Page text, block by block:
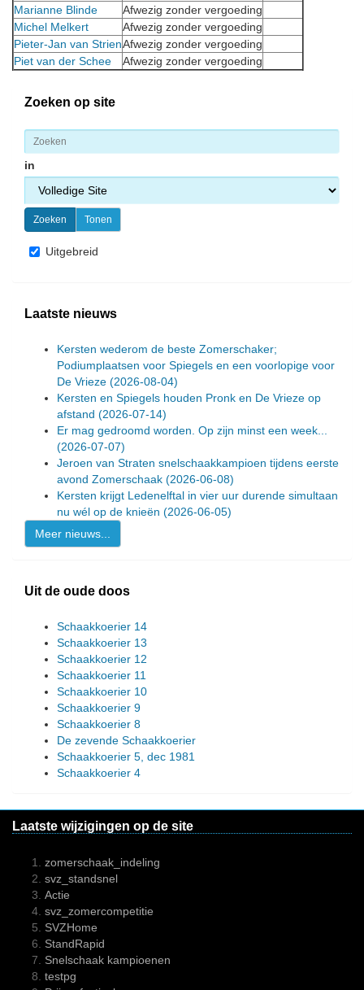
Marianne Blinde
Afwezig zonder vergoeding
Michel Melkert
Afwezig zonder vergoeding
Pieter-Jan van StrienAfwezig zonder vergoeding
Piet van der Schee
Afwezig zonder vergoeding
Zoeken op site
in
Uitgebreid
Laatste nieuws
Kersten wederom de beste Zomerschaker;
Podiumplaatsen voor Spiegels en een voorlopige voor
De Vrieze (2026-08-04)
Kersten en Spiegels houden Pronk en De Vrieze op
afstand (2026-07-14)
Er mag gedroomd worden. Op zijn minst een week...
(2026-07-07)
Jeroen van Straten snelschaakkampioen tijdens eerste
avond Zomerschaak (2026-06-08)
Kersten krijgt Ledenelftal in vier uur durende simultaan
nu wél op de knieën (2026-06-05)
Meer nieuws...
Uit de oude doos
Schaakkoerier 14
Schaakkoerier 13
Schaakkoerier 12
Schaakkoerier 11
Schaakkoerier 10
Schaakkoerier 9
Schaakkoerier 8
De zevende Schaakkoerier
Schaakkoerier 5, dec 1981
Schaakkoerier 4
Laatste wijzigingen op de site
zomerschaak_indeling
svz_standsnel
Actie
svz_zomercompetitie
SVZHome
StandRapid
Snelschaak kampioenen
testpg